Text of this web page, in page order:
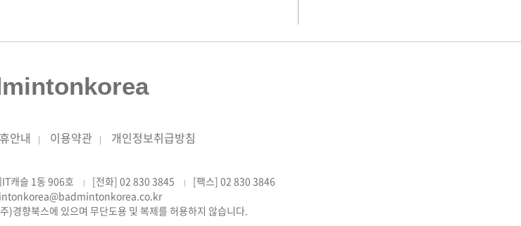
안내 이용약관 개인정보취급방침
캐슬 1동 906호 [전화] 02 830 3845
[팩스] 02 830 3846
)경향북스에 있으며 무단도용 및 복제를 허용하지 않습니다.